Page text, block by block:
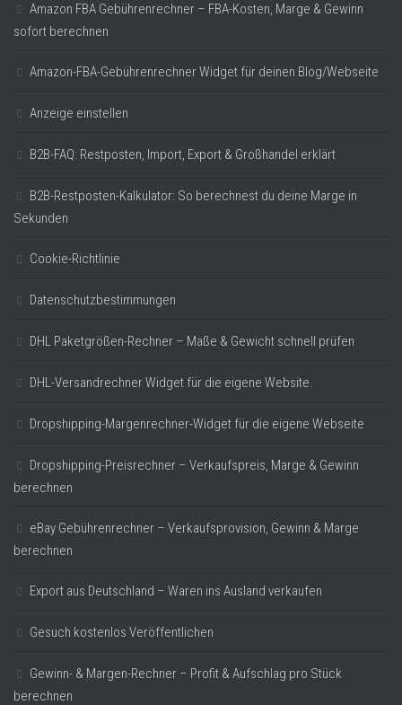
Amazon FBA Gebührenrechner – FBA-Kosten, Marge & Gewinn
sofort berechnen
Amazon-FBA-Gebührenrechner Widget für deinen Blog/Webseite
Anzeige einstellen
B2B-FAQ: Restposten, Import, Export & Großhandel erklärt
B2B-Restposten-Kalkulator: So berechnest du deine Marge in
Sekunden
Cookie-Richtlinie
Datenschutzbestimmungen
DHL Paketgrößen-Rechner – Maße & Gewicht schnell prüfen
DHL-Versandrechner Widget für die eigene Website.
Dropshipping-Margenrechner-Widget für die eigene Webseite
Dropshipping-Preisrechner – Verkaufspreis, Marge & Gewinn
berechnen
eBay Gebührenrechner – Verkaufsprovision, Gewinn & Marge
berechnen
Export aus Deutschland – Waren ins Ausland verkaufen
Gesuch kostenlos Veröffentlichen
Gewinn- & Margen-Rechner – Profit & Aufschlag pro Stück
berechnen